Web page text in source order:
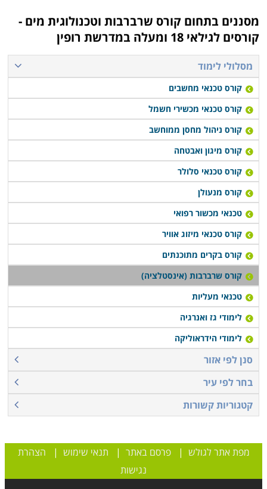
מסננים בתחום קורס שרברבות וטכנולוגית מים -
קורסים לגילאי 18 ומעלה במדרשת רופין
מסלולי לימוד
קורס טכנאי מחשבים
קורס טכנאי מכשירי חשמל
קורס ניהול מחסן ממוחשב
קורס מיגון ואבטחה
קורס טכנאי סלולר
קורס מנעולן
טכנאי מכשור רפואי
קורס טכנאי מיזוג אוויר
קורס בקרים מתוכנתים
קורס שרברבות (אינסטלציה)
טכנאי מעליות
לימודי גז ואנרגיה
לימודי הידראוליקה
סנן לפי אזור
בחר לפי עיר
קטגוריות קשורות
מפת אתר לגולש |פרסם באתר | תנאי שימוש | הצהרת
נגישות